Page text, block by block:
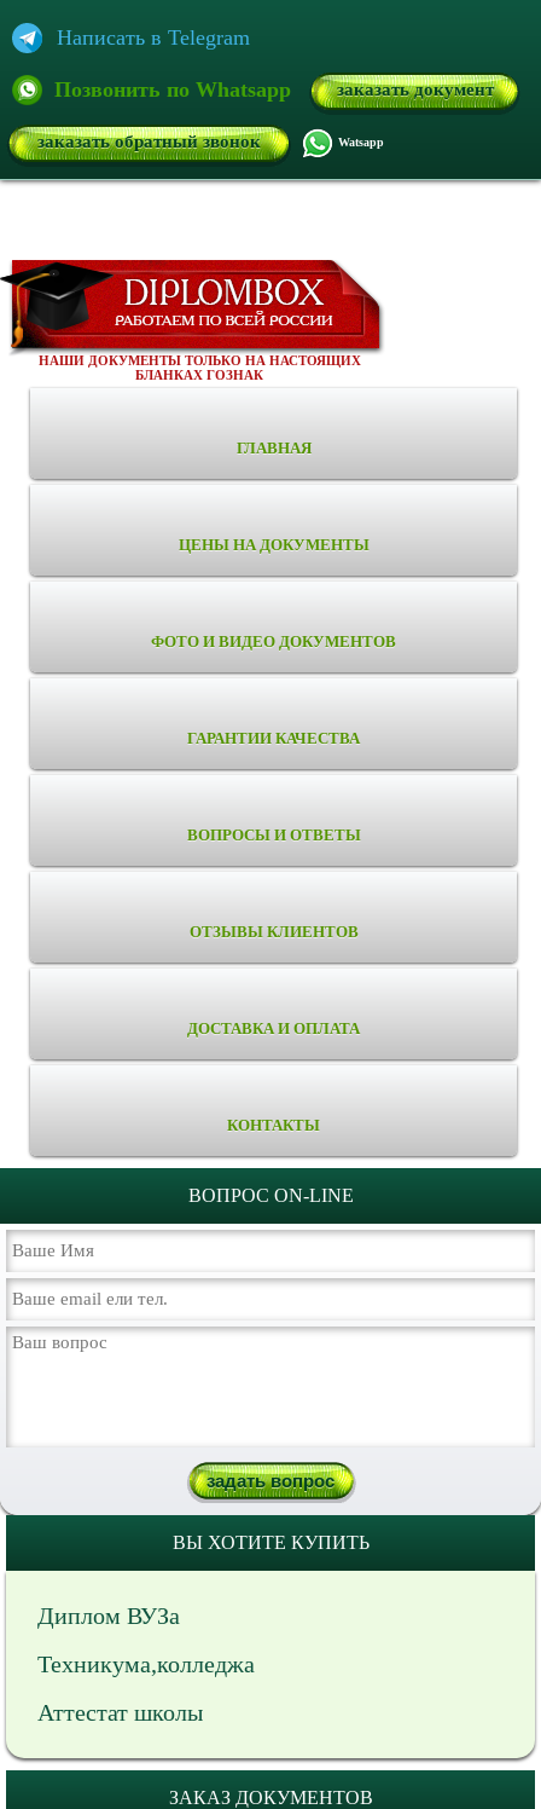
Написать в Telegram
Позвонить по Whatsapp заказать документ
заказать обратный звонок Watsapp
НАШИ ДОКУМЕНТЫ ТОЛЬКО НА НАСТОЯЩИХ
БЛАНКАХ ГОЗНАК
ГЛАВНАЯ
ЦЕНЫ НА ДОКУМЕНТЫ
ФОТО И ВИДЕО ДОКУМЕНТОВ
ГАРАНТИИ КАЧЕСТВА
ВОПРОСЫ И ОТВЕТЫ
ОТЗЫВЫ КЛИЕНТОВ
ДОСТАВКА И ОПЛАТА
КОНТАКТЫ
ВОПРОС ON-LINE
ВЫ ХОТИТЕ КУПИТЬ
Диплом ВУЗа
Техникума,колледжа
Аттестат школы
ЗАКАЗ ДОКУМЕНТОВ